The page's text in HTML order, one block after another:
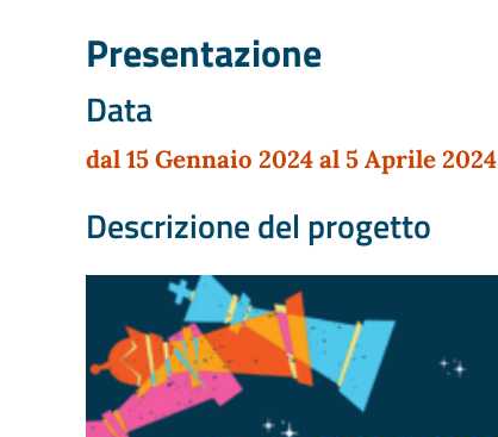
Presentazione
Data
dal 15 Gennaio 2024 al 5 Aprile 2024
Descrizione del progetto